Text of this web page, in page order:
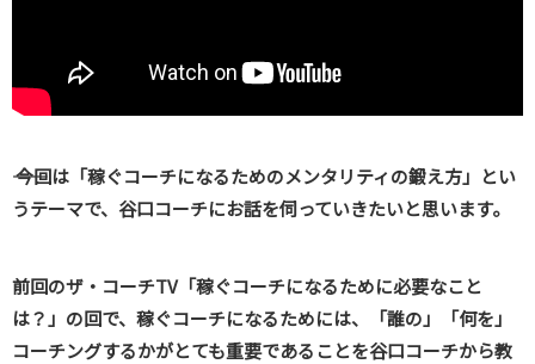
―― 今回は「稼ぐコーチになるためのメンタリティの鍛え方」とい
うテーマで、谷口コーチにお話を伺っていきたいと思います。
前回のザ・コーチTV「稼ぐコーチになるために必要なこと
は？」の回で、稼ぐコーチになるためには、「誰の」「何を」
コーチングするかがとても重要であることを谷口コーチから教